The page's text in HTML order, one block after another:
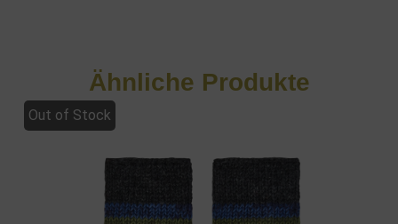
Ähnliche Produkte
Out of Stock